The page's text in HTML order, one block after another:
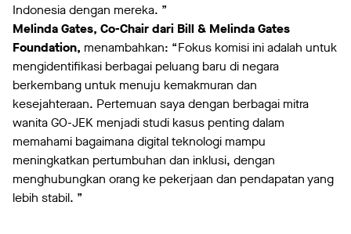
Indonesia dengan mereka. ”
Melinda Gates, Co-Chair dari Bill & Melinda Gates
Foundation, menambahkan: “Fokus komisi ini adalah untuk
mengidentifikasi berbagai peluang baru di negara
berkembang untuk menuju kemakmuran dan
kesejahteraan. Pertemuan saya dengan berbagai mitra
wanita GO-JEK menjadi studi kasus penting dalam
memahami bagaimana digital teknologi mampu
meningkatkan pertumbuhan dan inklusi, dengan
menghubungkan orang ke pekerjaan dan pendapatan yang
lebih stabil. ”